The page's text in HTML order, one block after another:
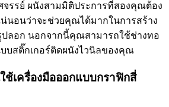
รรย์ ผนังสามมิติประการที่สองคุณต้อง
นอนว่าจะช่วยคุณได้มากในการสร้าง
ลอก นอกจากนี้คุณสามารถใช้ช่างทอ
บสติ๊กเกอร์ติดผนังไวนิลของคุณ
เครื่องมือออกแบบกราฟิกสี่